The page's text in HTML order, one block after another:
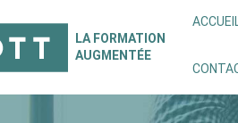
LA FORMATION
AUGMENTÉE